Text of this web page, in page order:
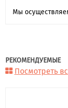
Мы
РЕКОМЕНДУЕМЫЕ
Посмотреть